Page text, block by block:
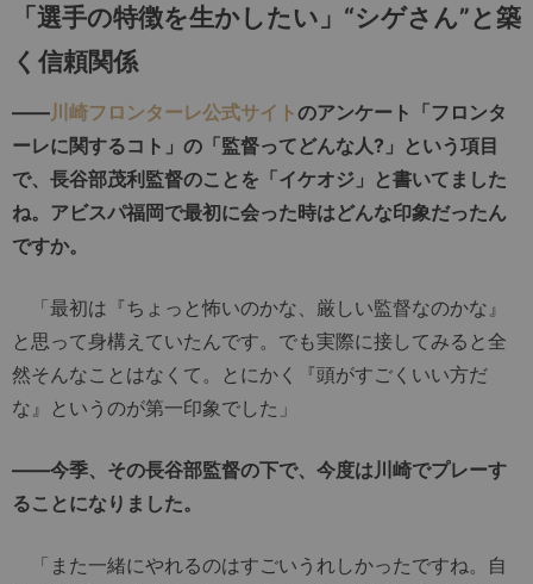
「選手の特徴を生かしたい」“シゲさん”と築
く信頼関係
――川崎フロンターレ公式サイトのアンケート「フロンタ
ーレに関するコト」の「監督ってどんな人?」という項目
で、長谷部茂利監督のことを「イケオジ」と書いてました
ね。アビスパ福岡で最初に会った時はどんな印象だったん
ですか。
「最初は『ちょっと怖いのかな、厳しい監督なのかな』
と思って身構えていたんです。でも実際に接してみると全
然そんなことはなくて。とにかく『頭がすごくいい方だ
な』というのが第一印象でした」
――今季、その長谷部監督の下で、今度は川崎でプレーす
ることになりました。
「また一緒にやれるのはすごいうれしかったですね。自